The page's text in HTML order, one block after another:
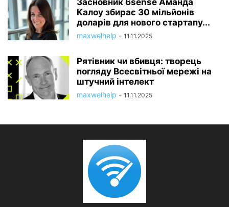
Калоу збирає 30 мільйонів
доларів для нового стартапу...
maxwelhelp - 11.11.2025
Рятівник чи вбивця: творець
погляду Всесвітньої мережі на
штучний інтелект
maxwelhelp - 11.11.2025